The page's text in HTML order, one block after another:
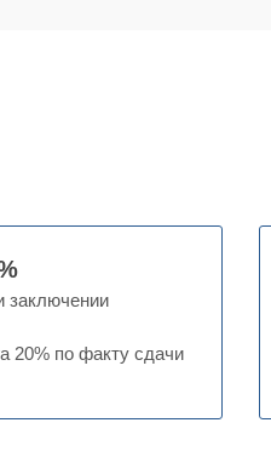
заключении
20% по факту сдачи